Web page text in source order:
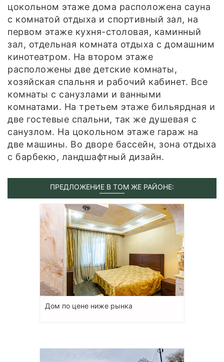
цокольном этаже дома расположена сауна
с комнатой отдыха и спортивный зал, на
первом этаже кухня-столовая, каминный
зал, отдельная комната отдыха с домашним
кинотеатром. На втором этаже
расположены две детские комнаты,
хозяйская спальня и рабочий кабинет. Все
комнаты с санузлами и ванными
комнатами. На третьем этаже бильярдная и
две гостевые спальни, так же душевая с
санузлом. На цокольном этаже гараж на
две машины. Во дворе бассейн, зона отдыха
с барбекю, ландшафтный дизайн.
ПРЕДЛОЖЕНИЕ В ТОМ ЖЕ РАЙОНЕ:
Дом по цене ниже рынка